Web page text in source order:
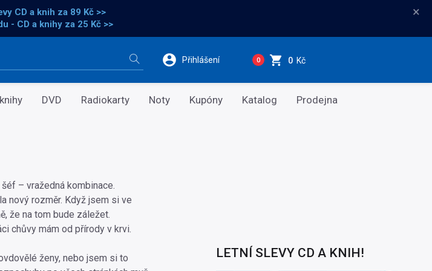
CD a knih za 89 Kč >>
- CD a knihy za 25 Kč >>
×
Přihlášení 0 0 Kč
DVD Radiokarty Noty Kupóny Katalog Prodejna
– vražedná kombinace.
nový rozměr. Když jsem si ve
že na tom bude záležet.
chůvy mám od přírody v krvi.
ženy, nebo jsem si to
LETNÍ SLEVY CD A KNIH!